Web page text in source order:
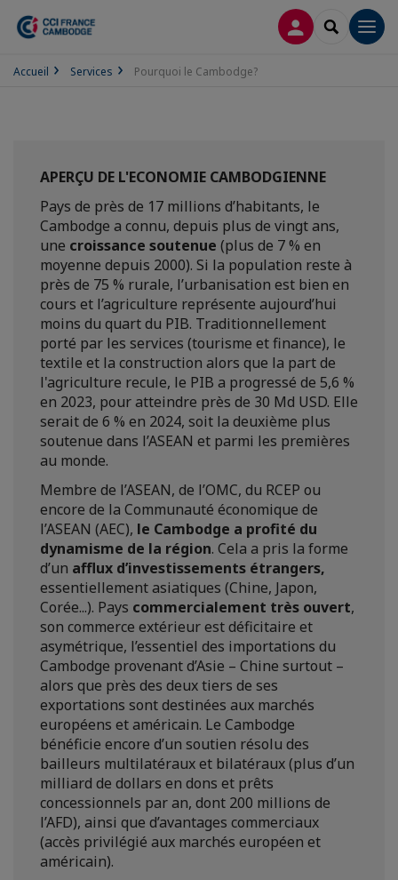
CONNEXION
Accueil Services Pourquoi le Cambodge?
APERÇU DE L'ECONOMIE CAMBODGIENNE
Pays de près de 17 millions d’habitants, le
Cambodge a connu, depuis plus de vingt ans,
une croissance soutenue (plus de 7 % en
moyenne depuis 2000). Si la population reste à
près de 75 % rurale, l’urbanisation est bien en
cours et l’agriculture représente aujourd’hui
moins du quart du PIB. Traditionnellement
porté par les services (tourisme et finance), le
textile et la construction alors que la part de
l'agriculture recule, le PIB a progressé de 5,6 %
en 2023, pour atteindre près de 30 Md USD. Elle
serait de 6 % en 2024, soit la deuxième plus
soutenue dans l’ASEAN et parmi les premières
au monde.
Membre de l’ASEAN, de l’OMC, du RCEP ou
encore de la Communauté économique de
l’ASEAN (AEC), le Cambodge a profité du
dynamisme de la région. Cela a pris la forme
d’un afflux d’investissements étrangers,
essentiellement asiatiques (Chine, Japon,
Corée...). Pays commercialement très ouvert,
son commerce extérieur est déficitaire et
asymétrique, l’essentiel des importations du
Cambodge provenant d’Asie – Chine surtout –
alors que près des deux tiers de ses
exportations sont destinées aux marchés
européens et américain. Le Cambodge
bénéficie encore d’un soutien résolu des
bailleurs multilatéraux et bilatéraux (plus d’un
milliard de dollars en dons et prêts
concessionnels par an, dont 200 millions de
l’AFD), ainsi que d’avantages commerciaux
(accès privilégié aux marchés européen et
américain).